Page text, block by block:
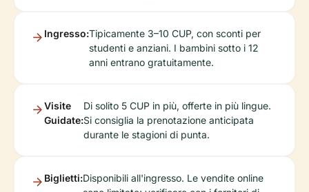
Ingresso:Tipicamente 3–10 CUP, con sconti per
studenti e anziani. I bambini sotto i 12
anni entrano gratuitamente.
Visite
Guidate:
Di solito 5 CUP in più, offerte in più lingue.
Si consiglia la prenotazione anticipata
durante le stagioni di punta.
Biglietti:Disponibili all'ingresso. Le vendite online